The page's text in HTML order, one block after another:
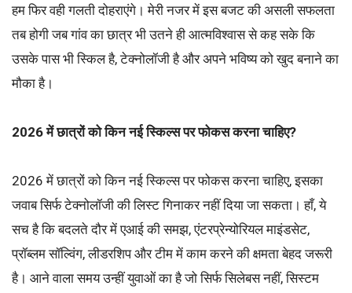
हम फिर वही गलती दोहराएंगे। मेरी नजर में इस बजट की असली सफलता
तब होगी जब गांव का छात्र भी उतने ही आत्मविश्वास से कह सके कि
उसके पास भी स्किल है, टेक्नोलॉजी है और अपने भविष्य को खुद बनाने का
मौका है।
2026 में छात्रों को किन नई स्किल्स पर फोकस करना चाहिए?
2026 में छात्रों को किन नई स्किल्स पर फोकस करना चाहिए, इसका
जवाब सिर्फ टेक्नोलॉजी की लिस्ट गिनाकर नहीं दिया जा सकता। हाँ, ये
सच है कि बदलते दौर में एआई की समझ, एंटरप्रेन्योरियल माइंडसेट,
प्रॉब्लम सॉल्विंग, लीडरशिप और टीम में काम करने की क्षमता बेहद जरूरी
है। आने वाला समय उन्हीं युवाओं का है जो सिर्फ सिलेबस नहीं, सिस्टम